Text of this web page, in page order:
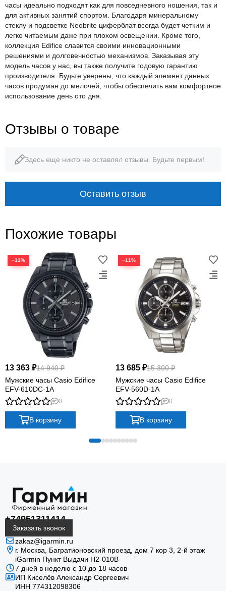
часы идеально подходят как для повседневного ношения, так и
для активных занятий спортом. Благодаря минеральному
стеклу и подсветке Neobrite циферблат всегда будет четким и
легко читаемым даже при плохом освещении. Кроме того,
коллекция Edifice славится своими инновационными
решениями и долговечностью механизмов. Заказывая эту
модель часов у нас, вы также получите годовую гарантию
производителя. Будьте уверены, что каждый элемент данных
часов продуман до мелочей, чтобы обеспечить вам комфортное
использование день ото дня.
Отзывы о товаре
Здесь еще никто не оставлял отзывы. Будьте первым!
Оставить отзыв
Похожие товары
−11%
13 363 ₽14 940 ₽
Мужские часы Casio Edifice
EFV-610DC-1A
0
В корзину
−11%
13 685 ₽15 300 ₽
Мужские часы Casio Edifice
EFV-560D-1A
0
В корзину
+74951311414
Заказать звонок
zakaz@igarmin.ru
г. Москва, Багратионовский проезд, дом 7 кор 3, 2-й этаж
iGarmin Пункт Выдачи Н2-010В
7 дней в неделю с 10 до 18 часов
ИП Киселёв Александр Сергеевич
ИНН 774312098306